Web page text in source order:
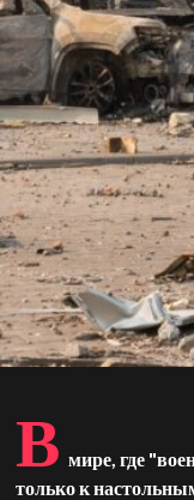
В мире, где
только к